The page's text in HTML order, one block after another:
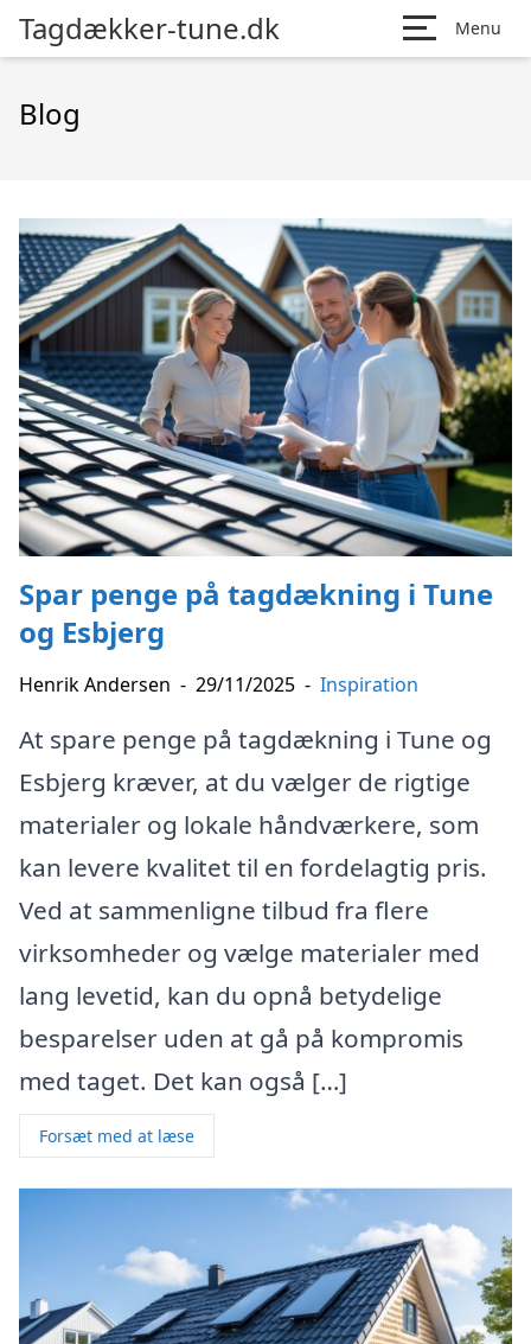
Tagdækker-tune.dk Menu
Blog
Spar penge på tagdækning i Tune
og Esbjerg
Henrik Andersen - 29/11/2025 - Inspiration
At spare penge på tagdækning i Tune og
Esbjerg kræver, at du vælger de rigtige
materialer og lokale håndværkere, som
kan levere kvalitet til en fordelagtig pris.
Ved at sammenligne tilbud fra flere
virksomheder og vælge materialer med
lang levetid, kan du opnå betydelige
besparelser uden at gå på kompromis
med taget. Det kan også […]
Forsæt med at læse